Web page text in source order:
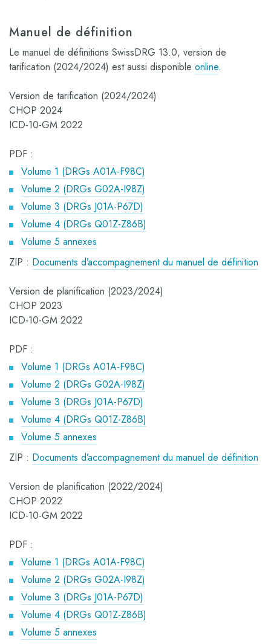
Manuel de définition
Le manuel de définitions SwissDRG 13.0, version de
tarification (2024/2024) est aussi disponible online.
Version de tarification (2024/2024)
CHOP 2024
ICD-10-GM 2022
PDF :
Volume 1 (DRGs A01A-F98C)
Volume 2 (DRGs G02A-I98Z)
Volume 3 (DRGs J01A-P67D)
Volume 4 (DRGs Q01Z-Z86B)
Volume 5 annexes
ZIP : Documents d’accompagnement du manuel de définition
Version de planification (2023/2024)
CHOP 2023
ICD-10-GM 2022
PDF :
Volume 1 (DRGs A01A-F98C)
Volume 2 (DRGs G02A-I98Z)
Volume 3 (DRGs J01A-P67D)
Volume 4 (DRGs Q01Z-Z86B)
Volume 5 annexes
ZIP : Documents d’accompagnement du manuel de définition
Version de planification (2022/2024)
CHOP 2022
ICD-10-GM 2022
PDF :
Volume 1 (DRGs A01A-F98C)
Volume 2 (DRGs G02A-I98Z)
Volume 3 (DRGs J01A-P67D)
Volume 4 (DRGs Q01Z-Z86B)
Volume 5 annexes